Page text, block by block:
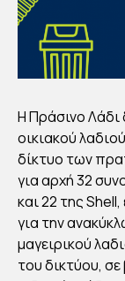
Η Πράσινο Λάδι
οικιακού
δίκτυο των
για αρχή 32
και 22 της
για την
μαγειρικού
του δικτύου,